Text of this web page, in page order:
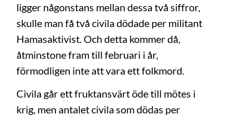
ligger någonstans mellan dessa två siffror,
skulle man få två civila dödade per militant
Hamasaktivist. Och detta kommer då,
åtminstone fram till februari i år,
förmodligen inte att vara ett folkmord.
Civila går ett fruktansvärt öde till mötes i
krig, men antalet civila som dödas per